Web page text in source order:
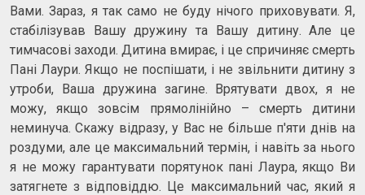
Вами. Зараз, я так само не буду нічого приховувати. Я,
стабілізував Вашу дружину та Вашу дитину. Але це
тимчасові заходи. Дитина вмирає, і це спричиняє смерть
Пані Лаури. Якщо не поспішати, і не звільнити дитину з
утроби, Ваша дружина загине. Врятувати двох, я не
можу, якщо зовсім прямолінійно – смерть дитини
неминуча. Скажу відразу, у Вас не більше п'яти днів на
роздуми, але це максимальний термін, і навіть за нього
я не можу гарантувати порятунок пані Лаура, якщо Ви
затягнете з відповіддю. Це максимальний час, який я